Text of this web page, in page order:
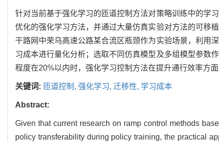
针对当前基于强化学习的匝道控制方法对策略训练中的学
优化的强化学习方法，并通过大量仿真实验对方法的可移
干路网中荣乌高速公路某合流区瓶颈作为实验场景，利用
习成本进行量化分析；选取不同仿真模型及多组模型参数
程度在20%以内时，强化学习控制方法在提升通行效率方
关键词: 匝道控制, 强化学习, 迁移性, 学习成本
Abstract:
Given that current research on ramp control methods
policy transferability during policy training, the practical